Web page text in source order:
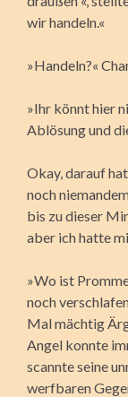
wir handeln.«
»Handeln?«
»Ihr könnt hier
Ablösung und
Okay, darauf
noch
bis zu dieser
aber ich hatte
»Wo ist
noch
Mal mächtig
Angel konnte
scannte seine
werfbaren